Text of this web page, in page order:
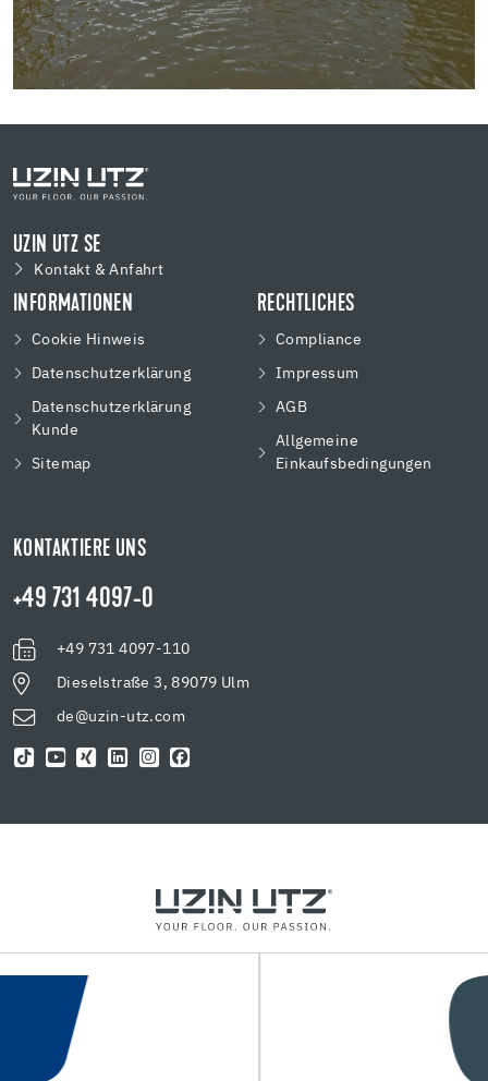
UZIN UTZ SE
Kontakt & Anfahrt
INFORMATIONEN
Cookie Hinweis
Datenschutzerklärung
Datenschutzerklärung
Kunde
Sitemap
RECHTLICHES
Compliance
Impressum
AGB
Allgemeine
Einkaufsbedingungen
KONTAKTIERE UNS
+49 731 4097-0
+49 731 4097-110
Dieselstraße 3, 89079 Ulm
de@uzin-utz.com